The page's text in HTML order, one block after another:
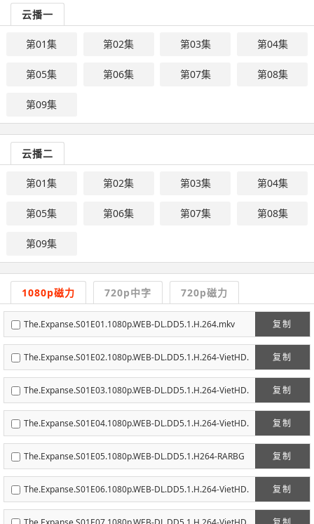
云播一
第01集 第02集 第03集 第04集
第05集 第06集 第07集 第08集
第09集
云播二
第01集 第02集 第03集 第04集
第05集 第06集 第07集 第08集
第09集
1080p磁力 720p中字 720p磁力
复制
The.Expanse.S01E01.1080p.WEB-DL.DD5.1.H.264.mkv
复制
The.Expanse.S01E02.1080p.WEB-DL.DD5.1.H.264-VietHD.
mkv
复制
The.Expanse.S01E03.1080p.WEB-DL.DD5.1.H.264-VietHD.
mkv
复制
The.Expanse.S01E04.1080p.WEB-DL.DD5.1.H.264-VietHD.
mkv
复制
The.Expanse.S01E05.1080p.WEB-DL.DD5.1.H264-RARBG
复制
The.Expanse.S01E06.1080p.WEB-DL.DD5.1.H.264-VietHD.
mkv